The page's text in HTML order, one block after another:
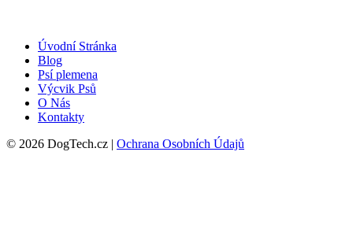
Úvodní Stránka
Blog
Psí plemena
Výcvik Psů
O Nás
Kontakty
© 2026 DogTech.cz | Ochrana Osobních Údajů